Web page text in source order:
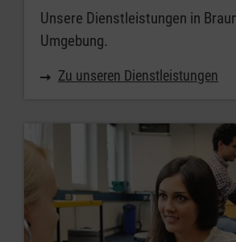
Unsere Dienstleistungen in
Umgebung.
Zu unseren Dienstleistungen